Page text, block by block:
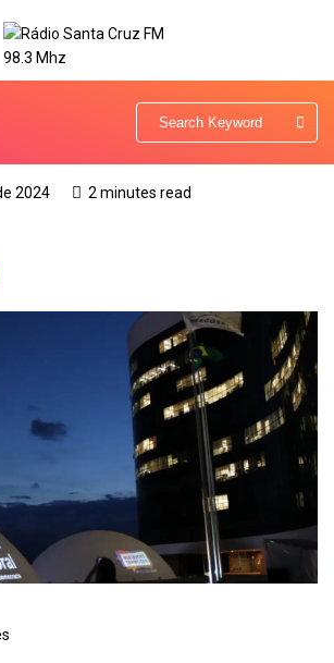
2024 2 minutes read